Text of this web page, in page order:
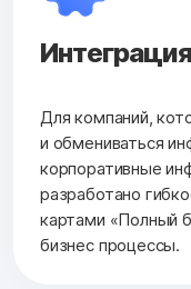
Для компаний,
и обмениваться
корпоративные
разработано
картами «Полный
бизнес процессы.